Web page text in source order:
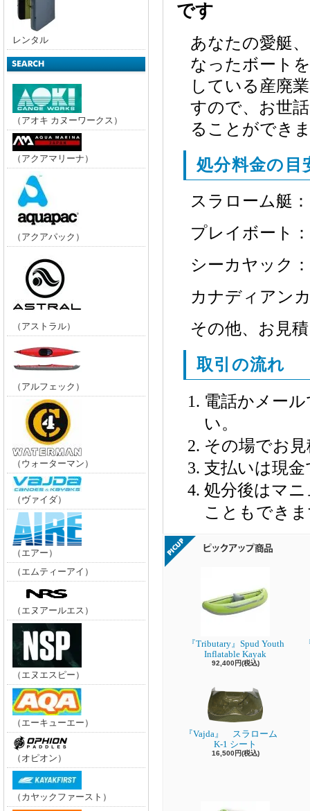
レンタル
（アオキ カヌーワークス）
（アクアマリーナ）
（アクアパック）
（アストラル）
（アルフェック）
（ウォーターマン）
（ヴァイダ）
（エアー）
（エムティーアイ）
（エヌアールエス）
（エヌエスピー）
（エーキューエー）
（オピオン）
（カヤックファースト）
です
あなたの愛艇
なったボート
している産廃
すので、お世
ることができ
処分料金の目
スラローム艇
プレイボート
シーカヤック
カナディアン
その他、お見
取引の流れ
電話かメー
い。
その場でお
支払いは現
処分後はマ
こともでき
『Tributary』Spud Youth
Inflatable Kayak
92,400円(税込)
『Vajda』 スラローム
K-1 シート
16,500円(税込)